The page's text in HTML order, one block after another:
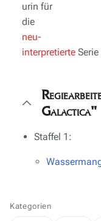
urin für
die
neu-
interpretierte
Galactica"
Staffel 1:
Kategorien